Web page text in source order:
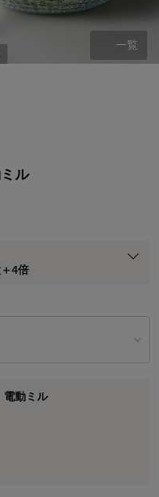
一覧
ル
4倍
のみ）
プレゼント
ジ倍率適用前の基本ポイント
動ミル